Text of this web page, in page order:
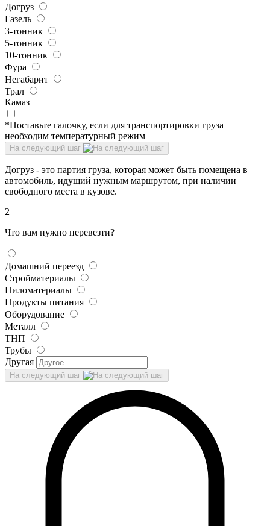
Догруз
Газель
3-тонник
5-тонник
10-тонник
Фура
Негабарит
Трал
Камаз
*Поставьте галочку, если для транспортировки груза
необходим температурный режим
На следующий шаг
Догруз - это партия груза, которая может быть помещена в
автомобиль, идущий нужным маршрутом, при наличии
свободного места в кузове.
2
Что вам нужно перевезти?
Домашний переезд
Стройматериалы
Пиломатериалы
Продукты питания
Оборудование
Металл
ТНП
Трубы
Другая
На следующий шаг